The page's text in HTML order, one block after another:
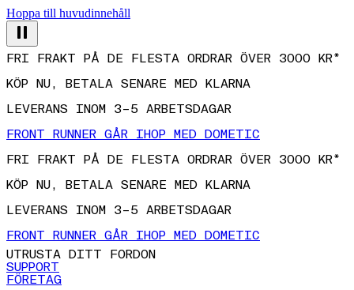
Hoppa till huvudinnehåll
FRI FRAKT PÅ DE FLESTA ORDRAR ÖVER 3000 KR*
KÖP NU, BETALA SENARE MED KLARNA
LEVERANS INOM 3–5 ARBETSDAGAR
FRONT RUNNER GÅR IHOP MED DOMETIC
FRI FRAKT PÅ DE FLESTA ORDRAR ÖVER 3000 KR*
KÖP NU, BETALA SENARE MED KLARNA
LEVERANS INOM 3–5 ARBETSDAGAR
FRONT RUNNER GÅR IHOP MED DOMETIC
UTRUSTA DITT FORDON
SUPPORT
FÖRETAG